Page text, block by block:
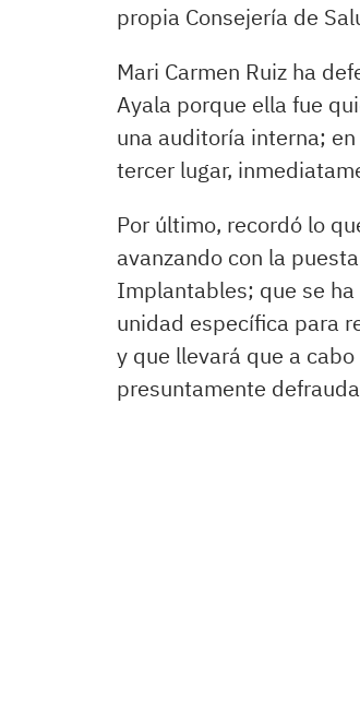
propia Consejería de
Mari Carmen Ruiz ha
Ayala porque ella fue
una auditoría interna;
tercer lugar,
Por último, recordó lo
avanzando con la
Implantables; que se
unidad específica para
y que llevará que a
presuntamente